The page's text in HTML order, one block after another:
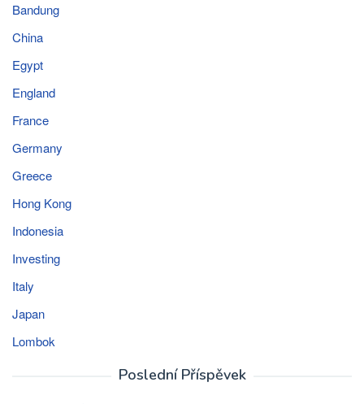
Bandung
China
Egypt
England
France
Germany
Greece
Hong Kong
Indonesia
Investing
Italy
Japan
Lombok
Poslední Příspěvek